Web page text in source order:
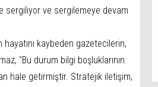
sergiliyor ve sergilemeye devam
hayatını kaybeden gazetecilerin,
"Bu durum bilgi boşluklarının
hale getirmiştir. Stratejik iletişim,